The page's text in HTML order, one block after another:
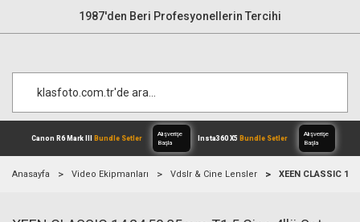
1987'den Beri Profesyonellerin Tercihi
Anasayfa Video Ekipmanları Vdslr & Cine Lensler XEEN CLASSIC